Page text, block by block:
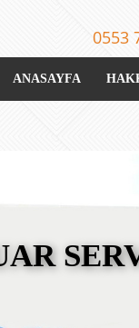
0553
ANASAYFA